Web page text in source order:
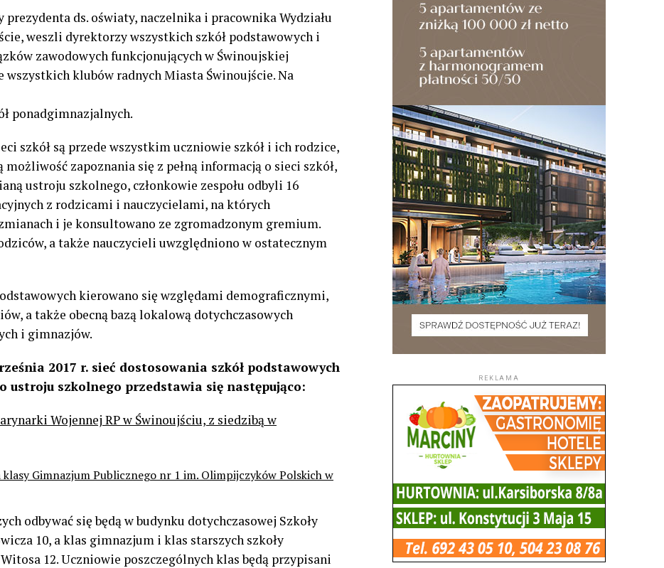
prezydenta ds. oświaty, naczelnika i pracownika Wydziału
weszli dyrektorzy wszystkich szkół podstawowych i
zawodowych funkcjonujących w Świnoujskiej
klubów radnych Miasta Świnoujście. Na
ponadgimnazjalnych.
szkół są przede wszystkim uczniowie szkół i ich rodzice,
zapoznania się z pełną informacją o sieci szkół,
ustroju szkolnego, członkowie zespołu odbyli 16
z rodzicami i nauczycielami, na których
i je konsultowano ze zgromadzonym gremium.
a także nauczycieli uwzględniono w ostatecznym
kierowano się względami demograficznymi,
a także obecną bazą lokalową dotychczasowych
i gimnazjów.
2017 r. sieć dostosowania szkół podstawowych
ustroju szkolnego przedstawia się następująco:
Wojennej RP w Świnoujściu, z siedzibą w
Gimnazjum Publicznego nr 1 im. Olimpijczyków Polskich w
odbywać się będą w budynku dotychczasowej Szkoły
10, a klas gimnazjum i klas starszych szkoły
12. Uczniowie poszczególnych klas będą przypisani
REKLAMA